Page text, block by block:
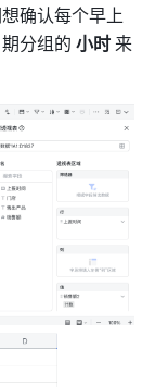
确认每个早上
期分组的 小时 来